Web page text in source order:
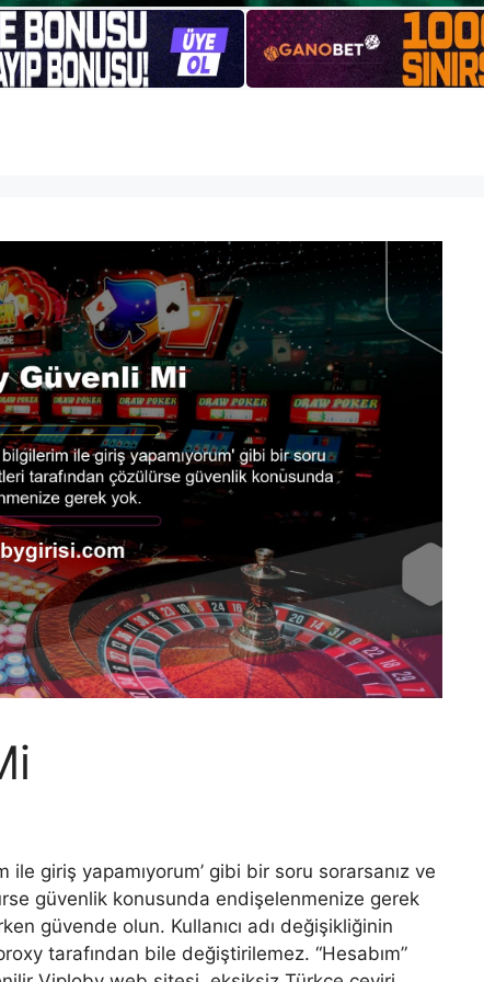
giriş yapamıyorum’ gibi bir soru sorarsanız ve
güvenlik konusunda endişelenmenize gerek
güvende olun. Kullanıcı adı değişikliğinin
tarafından bile değiştirilemez. “Hesabım”